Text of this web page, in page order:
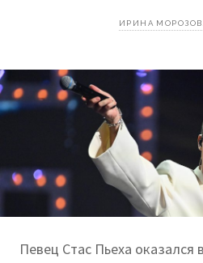
ИРИНА
Певец Стас Пьеха оказался